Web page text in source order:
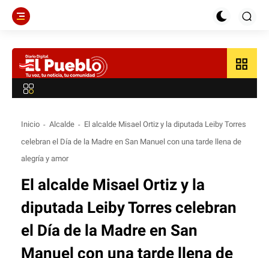
grid_view
Inicio Alcalde
El alcalde Misael Ortiz y la diputada Leiby Torres
celebran el Día de la Madre en San Manuel con una tarde llena de
alegría y amor
El alcalde Misael Ortiz y la
diputada Leiby Torres celebran
el Día de la Madre en San
Manuel con una tarde llena de